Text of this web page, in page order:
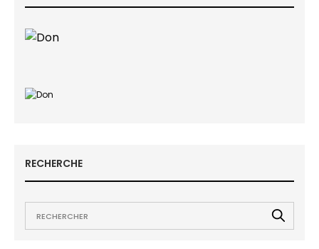
RECHERCHE